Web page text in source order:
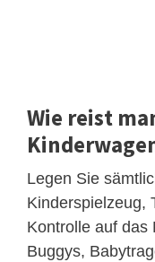
Wie reist
Legen Sie
Kinderspielzeug,
Kontrolle auf das
Buggys,